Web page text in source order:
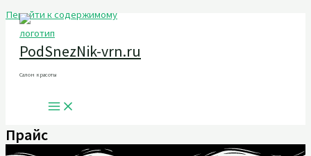
Перейти к содержимому
PodSnezNik-vrn.ru
Салон красоты
Прайс